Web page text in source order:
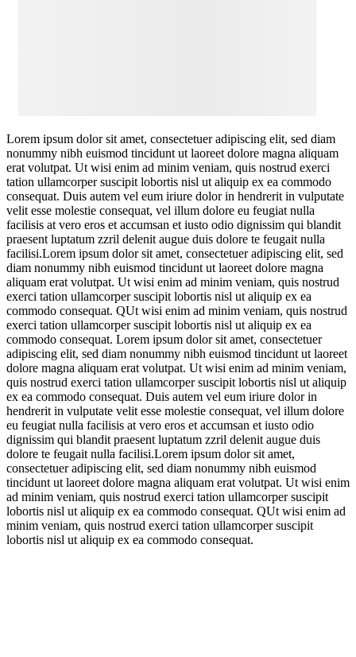
Lorem ipsum dolor sit amet, consectetuer adipiscing elit, sed diam
nonummy nibh euismod tincidunt ut laoreet dolore magna aliquam
erat volutpat. Ut wisi enim ad minim veniam, quis nostrud exerci
tation ullamcorper suscipit lobortis nisl ut aliquip ex ea commodo
consequat. Duis autem vel eum iriure dolor in hendrerit in vulputate
velit esse molestie consequat, vel illum dolore eu feugiat nulla
facilisis at vero eros et accumsan et iusto odio dignissim qui blandit
praesent luptatum zzril delenit augue duis dolore te feugait nulla
facilisi.Lorem ipsum dolor sit amet, consectetuer adipiscing elit, sed
diam nonummy nibh euismod tincidunt ut laoreet dolore magna
aliquam erat volutpat. Ut wisi enim ad minim veniam, quis nostrud
exerci tation ullamcorper suscipit lobortis nisl ut aliquip ex ea
commodo consequat. QUt wisi enim ad minim veniam, quis nostrud
exerci tation ullamcorper suscipit lobortis nisl ut aliquip ex ea
commodo consequat. Lorem ipsum dolor sit amet, consectetuer
adipiscing elit, sed diam nonummy nibh euismod tincidunt ut laoreet
dolore magna aliquam erat volutpat. Ut wisi enim ad minim veniam,
quis nostrud exerci tation ullamcorper suscipit lobortis nisl ut aliquip
ex ea commodo consequat. Duis autem vel eum iriure dolor in
hendrerit in vulputate velit esse molestie consequat, vel illum dolore
eu feugiat nulla facilisis at vero eros et accumsan et iusto odio
dignissim qui blandit praesent luptatum zzril delenit augue duis
dolore te feugait nulla facilisi.Lorem ipsum dolor sit amet,
consectetuer adipiscing elit, sed diam nonummy nibh euismod
tincidunt ut laoreet dolore magna aliquam erat volutpat. Ut wisi enim
ad minim veniam, quis nostrud exerci tation ullamcorper suscipit
lobortis nisl ut aliquip ex ea commodo consequat. QUt wisi enim ad
minim veniam, quis nostrud exerci tation ullamcorper suscipit
lobortis nisl ut aliquip ex ea commodo consequat.